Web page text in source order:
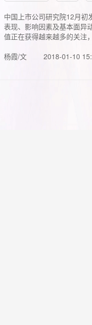
中国上市公司研究院12月初
表现、影响因素及基本面异
值正在获得越来越多的关注
杨霞/文
2018-01-10